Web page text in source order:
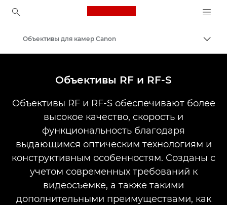
Canon Logo, back to
Объективы для камер Canon
Объективы RF и RF-S
Объективы RF и RF-S обеспечивают более
высокое качество, скорость и
функциональность благодаря
выдающимся оптическим технологиям и
конструктивным особенностям. Созданы с
учетом современных требований к
видеосъемке, а также такими
дополнительными преимуществами, как